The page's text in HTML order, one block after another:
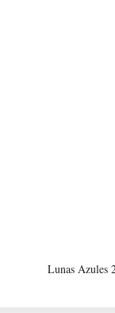
Lunas Azules